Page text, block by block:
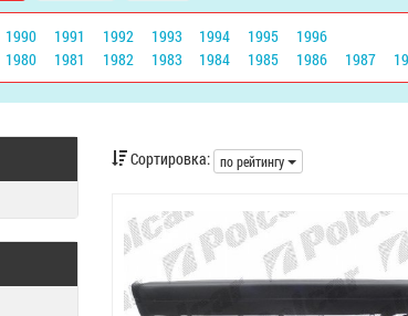
1990 1991 1992 1993 1994 1995
1996
1980 1981 1982 1983 1984 1985 1986 1987
Сортировка: по рейтингу